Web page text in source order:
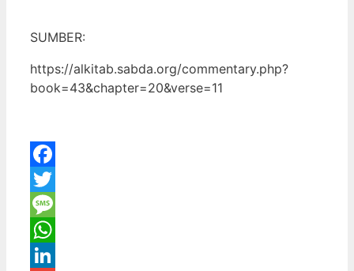
SUMBER:
https://alkitab.sabda.org/commentary.php?
book=43&chapter=20&verse=11
Facebook
Twitter
Message
WhatsApp